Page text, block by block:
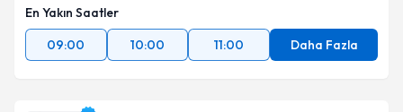
En Yakın Saatler
09:00
10:00 11:00 Daha Fazla